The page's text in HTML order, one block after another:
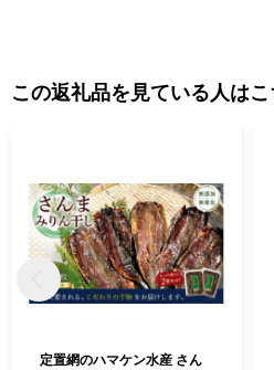
この返礼品を見ている人は
定置網のハマケン水産 さん